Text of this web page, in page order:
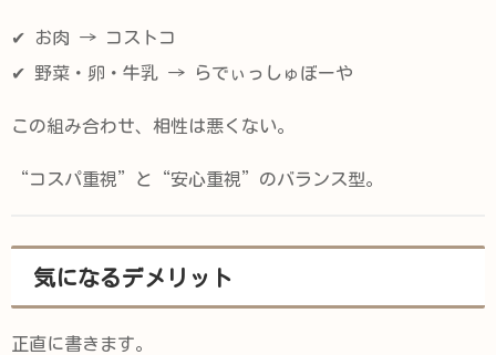
✔ お肉 → コストコ
✔ 野菜・卵・牛乳 → らでぃっしゅぼーや
この組み合わせ、相性は悪くない。
“コスパ重視”と“安心重視”のバランス型。
気になるデメリット
正直に書きます。